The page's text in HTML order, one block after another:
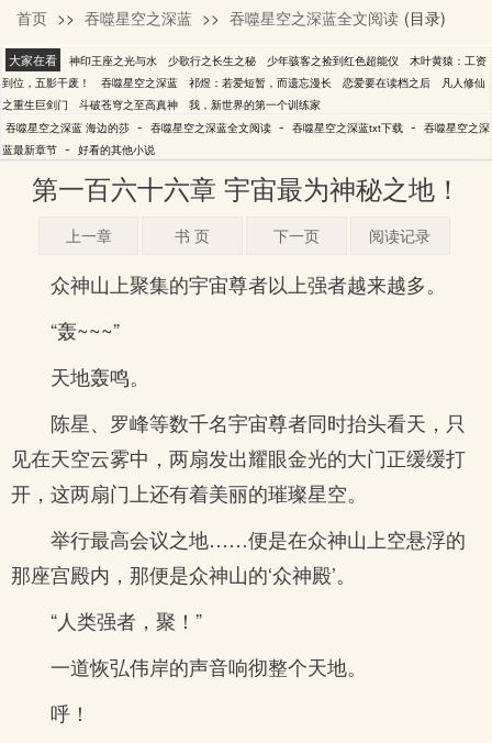
海边的莎
首页 >> 吞噬星空之深蓝 >> 吞噬星空之深蓝全文阅读 (目录)
大家在看 神印王座之光与水 少歌行之长生之秘 少年骇客之捡到红色超能仪
木叶黄猿：工资
到位，五影干废！
吞噬星空之深蓝 祁煜：若爱短暂，而遗忘漫长 恋爱要在读档之后
凡人修仙
之重生巨剑门
斗破苍穹之至高真神
我，新世界的第一个训练家
吞噬星空之深蓝 海边的莎 - 吞噬星空之深蓝全文阅读 - 吞噬星空之深蓝txt下载 - 吞噬星空之深
蓝最新章节 - 好看的其他小说
第一百六十六章 宇宙最为神秘之地！
上一章 书 页 下一页 阅读记录
众神山上聚集的宇宙尊者以上强者越来越多。
“轰~~~”
天地轰鸣。
陈星、罗峰等数千名宇宙尊者同时抬头看天，只
见在天空云雾中，两扇发出耀眼金光的大门正缓缓打
开，这两扇门上还有着美丽的璀璨星空。
举行最高会议之地……便是在众神山上空悬浮的
那座宫殿内，那便是众神山的‘众神殿’。
“人类强者，聚！”
一道恢弘伟岸的声音响彻整个天地。
呼！